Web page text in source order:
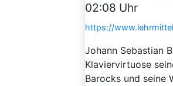
02:08 Uhr
https://
Johann Sebastian
Klaviervirtuose
Barocks und seine